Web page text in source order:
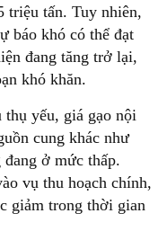
triệu tấn. Tuy nhiên,
báo khó có thể đạt
đang tăng trở lại,
khó khăn.
thụ yếu, giá gạo nội
cung khác như
ở mức thấp.
vụ thu hoạch chính,
giảm trong thời gian